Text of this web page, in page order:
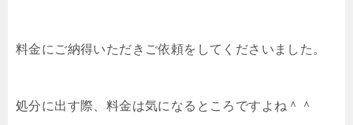
料金にご納得いただきご依頼をしてくださいました。
処分に出す際、料金は気になるところですよね＾＾